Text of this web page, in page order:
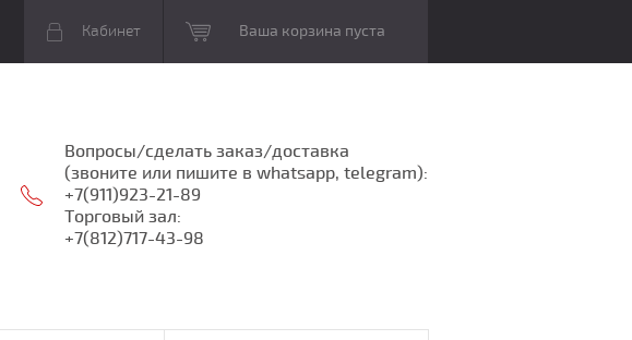
Кабинет Ваша корзина пуста
Вопросы/сделать заказ/доставка
(звоните или пишите в whatsapp, telegram):
+7(911)923-21-89
Торговый зал:
+7(812)717-43-98